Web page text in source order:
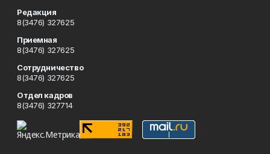
Редакция
8(3476) 327625
Приемная
8(3476) 327625
Сотрудничество
8(3476) 327625
Отдел кадров
8(3476) 327714